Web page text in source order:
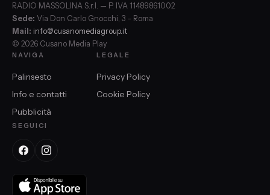
RADIO MASSOLINA S.r.l. — P. IVA 11489861002
Sede: Via Don Carlo Gnocchi, 3 – Roma
Mail: info@cusanomediagroup.it
© 2026 Cusano Media Play
NAVIGA
Palinsesto
Info e contatti
Pubblicità
LEGALE
Privacy Policy
Cookie Policy
SEGUICI